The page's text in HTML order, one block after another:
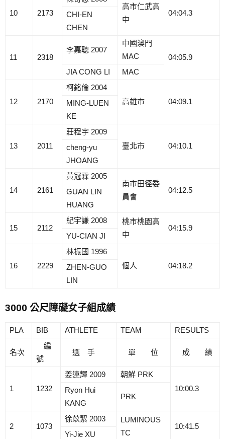
10 2173
高市仁武高
中
04:04.3
CHI-EN
CHEN
11 2318
李嘉聰 2007
中國澳門
MAC
04:05.9
JIA CONG LI
MAC
12 2170
柯銘倫 2004
高雄市
04:09.1
MING-LUEN
KE
13 2011
莊程宇 2009
臺北市
04:10.1
cheng-yu
JHOANG
14 2161
黃冠霖 2005
南市田徑委
員會
04:12.5
GUAN LIN
HUANG
15 2112
紀宇謙 2008
桃市桃園高
中
04:15.9
YU-CIAN JI
16 2229
林振國 1996
個人
04:18.2
ZHEN-GUO
LIN
3000 公尺障礙女子組成績
PLA BIB ATHLETE TEAM RESULTS
名次
編
號
選 手 單 位 成 績
1 1232
姜連輝 2009
朝鮮 PRK
10:00.3
Ryon Hui
KANG
PRK
2 1073
徐苡絜 2003
LUMINOUS
TC
10:41.5
Yi-Jie XU